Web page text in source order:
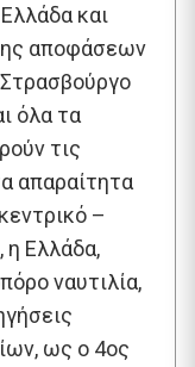
και
αποφάσεων
όλα τα
τις
απαραίτητα
–
η Ελλάδα,
ναυτιλία,
ως ο 4ος